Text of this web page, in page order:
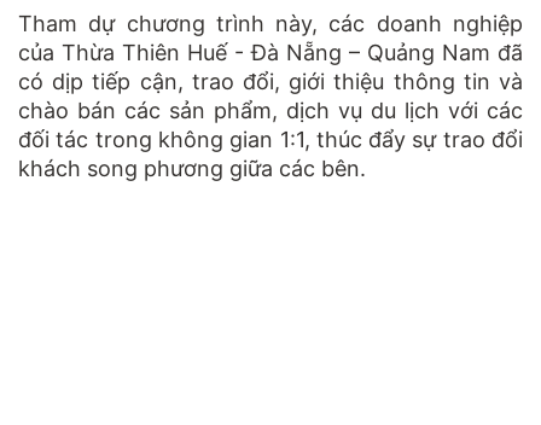
Tham dự chương trình này, các doanh nghiệp
của Thừa Thiên Huế - Đà Nẵng – Quảng Nam đã
có dịp tiếp cận, trao đổi, giới thiệu thông tin và
chào bán các sản phẩm, dịch vụ du lịch với các
đối tác trong không gian 1:1, thúc đẩy sự trao đổi
khách song phương giữa các bên.